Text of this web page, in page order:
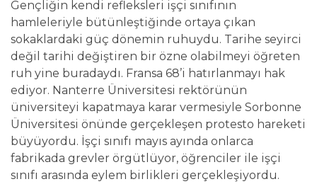
Gençliğin kendi refleksleri işçi sınıfının
hamleleriyle bütünleştiğinde ortaya çıkan
sokaklardaki güç dönemin ruhuydu. Tarihe seyirci
değil tarihi değiştiren bir özne olabilmeyi öğreten
ruh yine buradaydı. Fransa 68’i hatırlanmayı hak
ediyor. Nanterre Üniversitesi rektörünün
üniversiteyi kapatmaya karar vermesiyle Sorbonne
Üniversitesi önünde gerçekleşen protesto hareketi
büyüyordu. İşçi sınıfı mayıs ayında onlarca
fabrikada grevler örgütlüyor, öğrenciler ile işçi
sınıfı arasında eylem birlikleri gerçekleşiyordu.